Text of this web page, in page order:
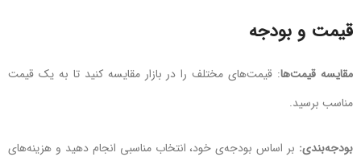
قیمت و بودجه
مقایسه قیمت‌ها: قیمت‌های مختلف را در بازار مقایسه کنید تا به یک قیمت
مناسب برسید.
بودجه‌بندی: بر اساس بودجه‌ی خود، انتخاب مناسبی انجام دهید و هزینه‌های